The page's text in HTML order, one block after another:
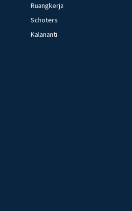
Ruangkerja
Schoters
Kalananti